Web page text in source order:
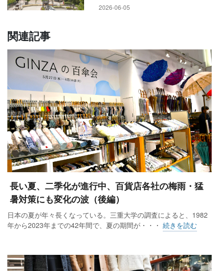
2026-06-05
関連記事
長い夏、二季化が進行中、百貨店各社の梅雨・猛
暑対策にも変化の波（後編）
日本の夏が年々長くなっている。三重大学の調査によると、1982
年から2023年までの42年間で、夏の期間が・・・ 続きを読む